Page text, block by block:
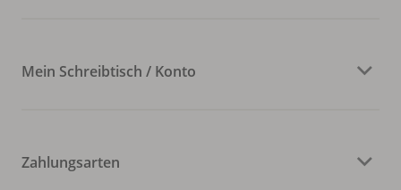
Mein Schreibtisch / Konto
Zahlungsarten